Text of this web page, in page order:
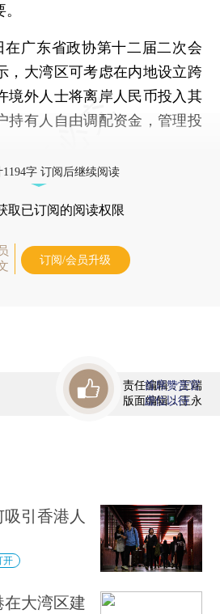
广东省政协第十二届二次会
，大湾区可考虑在内地设立跨
境外人士将离岸人民币投入其
持有人自由调配资金，管理投
字 订阅后继续阅读
取已订阅的阅读权限
订阅/会员升级
责任编辑：王端
版面编辑：王永
首席赞赏官
虚位以待
引香港人
开
大湾区建